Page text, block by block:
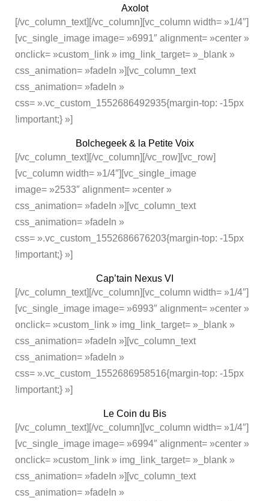
Axolot
[/vc_column_text][/vc_column][vc_column width= »1/4″]
[vc_single_image image= »6991″ alignment= »center »
onclick= »custom_link » img_link_target= »_blank »
css_animation= »fadeIn »][vc_column_text
css_animation= »fadeIn »
css= ».vc_custom_1552686492935{margin-top: -15px
!important;} »]
Bolchegeek & la Petite Voix
[/vc_column_text][/vc_column][/vc_row][vc_row]
[vc_column width= »1/4″][vc_single_image
image= »2533″ alignment= »center »
css_animation= »fadeIn »][vc_column_text
css_animation= »fadeIn »
css= ».vc_custom_1552686676203{margin-top: -15px
!important;} »]
Cap’tain Nexus VI
[/vc_column_text][/vc_column][vc_column width= »1/4″]
[vc_single_image image= »6993″ alignment= »center »
onclick= »custom_link » img_link_target= »_blank »
css_animation= »fadeIn »][vc_column_text
css_animation= »fadeIn »
css= ».vc_custom_1552686958516{margin-top: -15px
!important;} »]
Le Coin du Bis
[/vc_column_text][/vc_column][vc_column width= »1/4″]
[vc_single_image image= »6994″ alignment= »center »
onclick= »custom_link » img_link_target= »_blank »
css_animation= »fadeIn »][vc_column_text
css_animation= »fadeIn »